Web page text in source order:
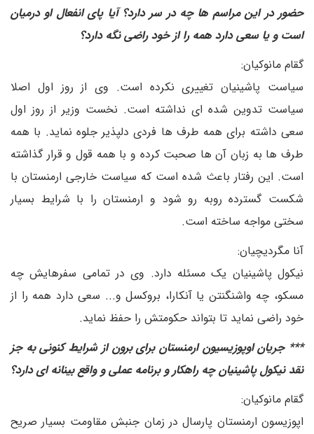
حضور در این مراسم ها چه در سر دارد؟ آیا پای انفعال او درمیان
است و یا سعی دارد همه را از خود راضی نگه دارد؟
گقام مانوکیان:
سیاست پاشینیان تغییری نکرده است. وی از روز اول اصلا
سیاست تدوین شده ای نداشته است. نخست وزیر از روز اول
سعی داشته برای همه طرف ها فردی دلپذیر جلوه نماید. با همه
طرف ها به زبان آن ها صحبت کرده و با همه قول و قرار گذاشته
است. این رفتار باعث شده است که سیاست خارجی ارمنستان با
شکست گسترده روبه رو شود و ارمنستان را با شرایط بسیار
سختی مواجه ساخته است.
آنا مگردیچیان:
نیکول پاشینیان یک مسئله دارد. وی در تمامی سفرهایش چه
مسکو، چه واشنگنتن یا آنکارا، بروکسل و... سعی دارد همه را از
خود راضی نماید تا بتواند حکومتش را حفظ نماید.
*** جریان اوپوزیسیون ارمنستان برای برون از شرایط کنونی به جز
نقد نیکول پاشینیان چه راهکار و برنامه عملی و واقع بینانه ای دارد؟
گقام مانوکیان:
اپوزیسون ارمنستان پارسال در زمان جنبش مقاومت بسیار صریح